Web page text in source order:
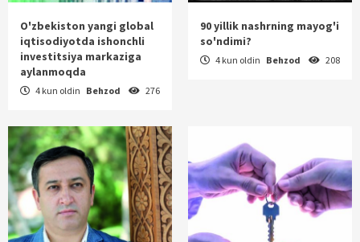
O'zbekiston yangi global
iqtisodiyotda ishonchli
investitsiya markaziga
aylanmoqda
4 kun oldin Behzod 276
90 yillik nashrning mayog'i
so'ndimi?
4 kun oldin Behzod 208